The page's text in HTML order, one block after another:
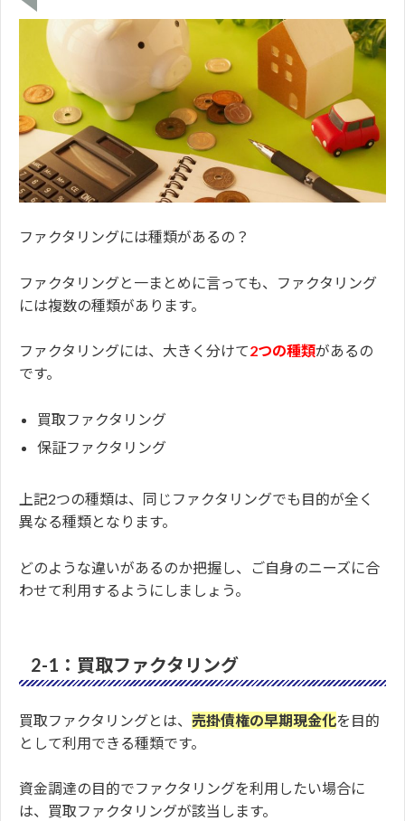
ファクタリングには種類があるの？
ファクタリングと一まとめに言っても、ファクタリング
には複数の種類があります。
ファクタリングには、大きく分けて2つの種類があるの
です。
買取ファクタリング
保証ファクタリング
上記2つの種類は、同じファクタリングでも目的が全く
異なる種類となります。
どのような違いがあるのか把握し、ご自身のニーズに合
わせて利用するようにしましょう。
2-1：買取ファクタリング
買取ファクタリングとは、 売掛債権の早期現金化を目的
として利用できる種類です。
資金調達の目的でファクタリングを利用したい場合に
は、買取ファクタリングが該当します。